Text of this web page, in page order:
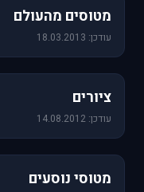
מטוסים מהעולם
עודכן: 18.03.2013
ציורים
עודכן: 14.08.2012
מטוסי נוסעים